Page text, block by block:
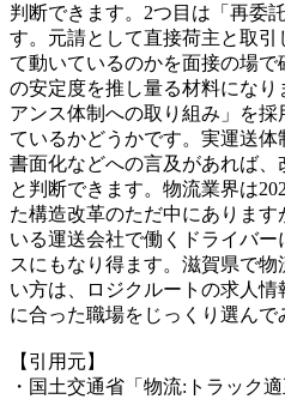
判断できます。2つ目は「再委
す。元請として直接荷主と取
て動いているのかを面接の場
の安定度を推し量る材料になり
アンス体制への取り組み」を
ているかどうかです。実運送
書面化などへの言及があれば
と判断できます。物流業界は
た構造改革のただ中にありま
いる運送会社で働くドライバ
スにもなり得ます。滋賀県で
い方は、ロジクルートの求人
に合った職場をじっくり選んで
【引用元】
・国土交通省「物流:トラック